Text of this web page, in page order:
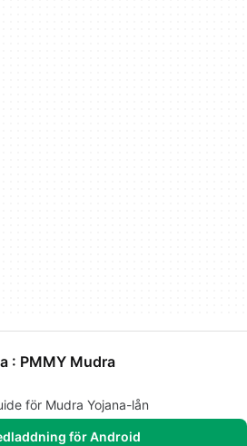
: PMMY Mudra
för Mudra Yojana-lån
för Android